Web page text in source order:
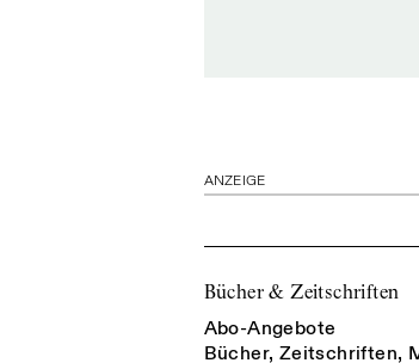
ANZEIGE
Bücher & Zeitschriften
Abo-Angebote
Bücher, Zeitschriften,